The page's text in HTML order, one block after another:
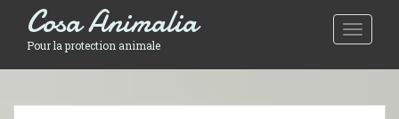
Toggle
Cosa Animalia
Pour la protection animale